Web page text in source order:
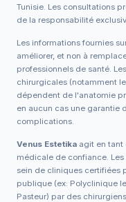
Tunisie. Les consultations
de la responsabilité
Les informations fournies
améliorer, et non à
professionnels de santé.
chirurgicales (notamment
dépendent de l'anatomie
en aucun cas une garantie
complications.
Venus Estetika agit en
médicale de confiance.
sein de cliniques certifiées
publique (ex: Polyclinique
Pasteur) par des